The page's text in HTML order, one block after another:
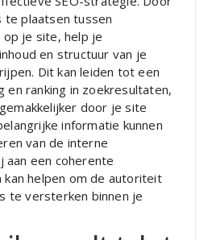
te plaatsen tussen
op je site, help je
en structuur van je
Dit kan leiden tot een
ranking in zoekresultaten,
door je site
informatie kunnen
van de interne
aan een coherente
helpen om de autoriteit
te versterken binnen je